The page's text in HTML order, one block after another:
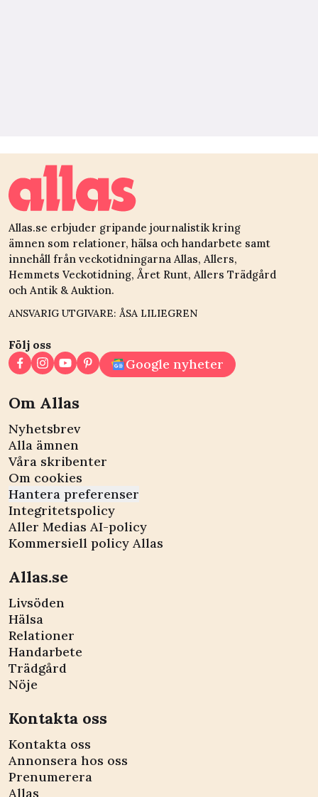
Allas.se erbjuder gripande journalistik kring
ämnen som relationer, hälsa och handarbete samt
innehåll från veckotidningarna Allas, Allers,
Hemmets Veckotidning, Året Runt, Allers Trädgård
och Antik & Auktion.
ANSVARIG UTGIVARE: ÅSA LILIEGREN
Följ oss
Google nyheter
Om Allas
Nyhetsbrev
Alla ämnen
Våra skribenter
Om cookies
Hantera preferenser
Integritetspolicy
Aller Medias AI-policy
Kommersiell policy Allas
Allas.se
Livsöden
Hälsa
Relationer
Handarbete
Trädgård
Nöje
Kontakta oss
Kontakta oss
Annonsera hos oss
Prenumerera
Allas